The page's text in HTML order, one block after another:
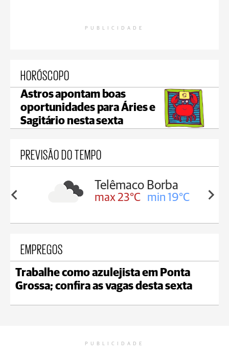
PUBLICIDADE
HORÓSCOPO
Astros apontam boas
oportunidades para Áries e
Sagitário nesta sexta
PREVISÃO DO TEMPO
Reserva
max 22°C min 18°C
EMPREGOS
Trabalhe como azulejista em Ponta
Grossa; confira as vagas desta sexta
PUBLICIDADE